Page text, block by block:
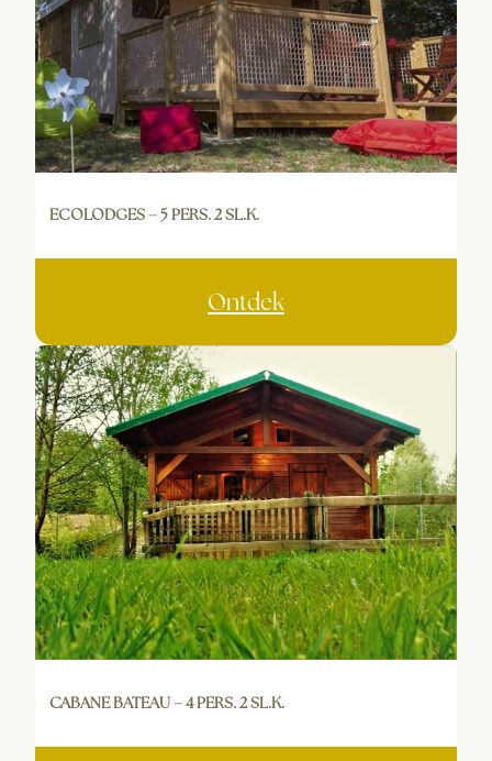
ECOLODGES – 5 PERS. 2 SL.K.
Ontdek
CABANE BATEAU – 4 PERS. 2 SL.K.